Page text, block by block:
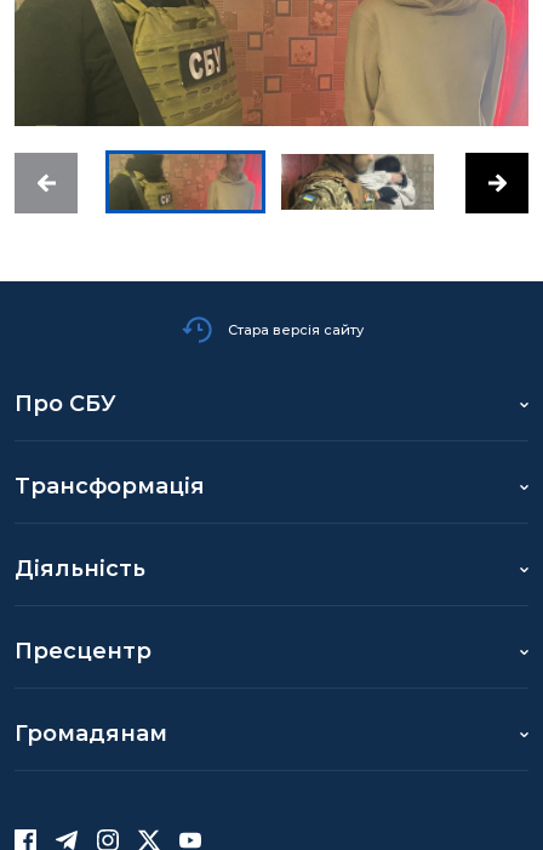
Стара версія сайту
Про СБУ
Трансформація
Діяльність
Пресцентр
Громадянам